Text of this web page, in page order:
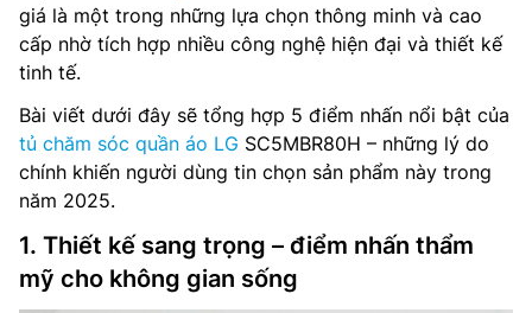
giá là một trong những lựa chọn thông minh và cao
cấp nhờ tích hợp nhiều công nghệ hiện đại và thiết kế
tinh tế.
Bài viết dưới đây sẽ tổng hợp 5 điểm nhấn nổi bật của
tủ chăm sóc quần áo LG SC5MBR80H – những lý do
chính khiến người dùng tin chọn sản phẩm này trong
năm 2025.
1. Thiết kế sang trọng – điểm nhấn thẩm
mỹ cho không gian sống